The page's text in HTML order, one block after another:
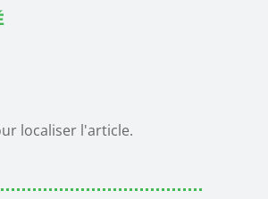
localiser l'article.